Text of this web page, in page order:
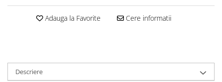
Papusi miniaturale
Casute de papusi
BICICLETE
MACHETE RALIU – Miniaturi Masini
de Raliu la Diverse Scari
Articole Petrecere
BALOANE MODELE DEOSEBITE
BALOANE MUZICALE
Adauga la Favorite Cere informatii
Descriere